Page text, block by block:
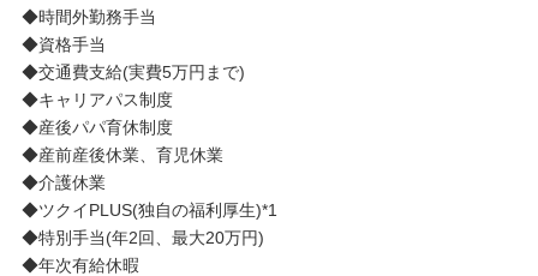
◆時間外勤務手当
◆資格手当
◆交通費支給(実費5万円まで)
◆キャリアパス制度
◆産後パパ育休制度
◆産前産後休業、育児休業
◆介護休業
◆ツクイPLUS(独自の福利厚生)*1
◆特別手当(年2回、最大20万円)
◆年次有給休暇